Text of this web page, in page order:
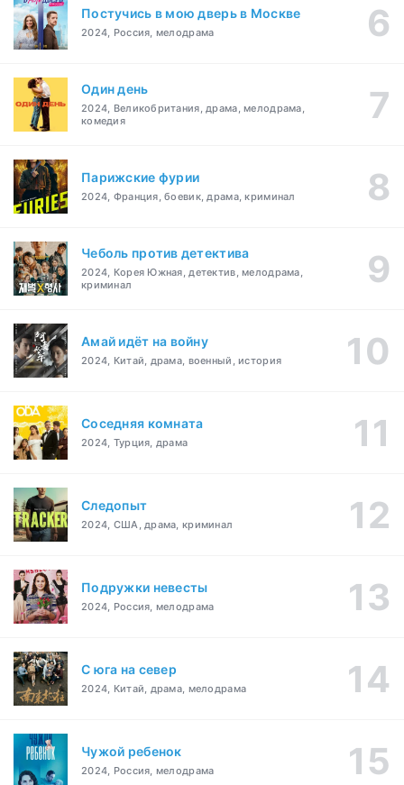
Постучись в мою дверь в Москве
2024, Россия, мелодрама
Один день
2024, Великобритания, драма, мелодрама,
комедия
Парижские фурии
2024, Франция, боевик, драма, криминал
Чеболь против детектива
2024, Корея Южная, детектив, мелодрама,
криминал
Амай идёт на войну
2024, Китай, драма, военный, история
Соседняя комната
2024, Турция, драма
Следопыт
2024, США, драма, криминал
Подружки невесты
2024, Россия, мелодрама
С юга на север
2024, Китай, драма, мелодрама
Чужой ребенок
2024, Россия, мелодрама